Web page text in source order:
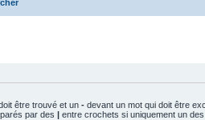
être trouvé et un - devant un mot qui doit être
par des | entre crochets si uniquement un